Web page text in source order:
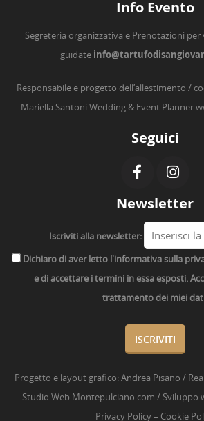
Info Evento
Segreteria organizzativa e Prenotazioni
guidate
Responsabile e progetto dell’allestimento /
Mariella Santoni Wedding & Event Planner
Seguici
Newsletter
Iscriviti alla newsletter:
Dichiaro di aver letto l'informativa sulla
e di accettare i termini in essa esposti.
trattamento dei miei
Progetto e layout grafico:Andrea Pisano /
Studio Web Montepulciano.com / Sviluppo
Privacy Policy– Cookie